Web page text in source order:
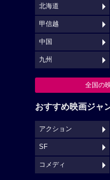
北海道
甲信越
中国
九州
全国の
おすすめ映画ジャ
アクション
SF
コメディ